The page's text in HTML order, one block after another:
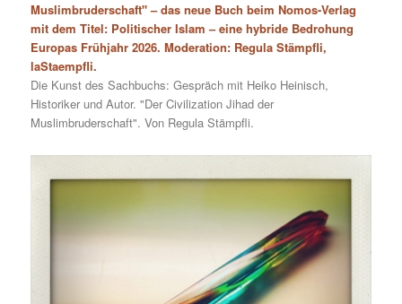
Muslimbruderschaft" – das neue Buch beim Nomos-Verlag
mit dem Titel: Politischer Islam – eine hybride Bedrohung
Europas Frühjahr 2026. Moderation: Regula Stämpfli,
laStaempfli.
Die Kunst des Sachbuchs: Gespräch mit Heiko Heinisch,
Historiker und Autor. "Der Civilization Jihad der
Muslimbruderschaft". Von Regula Stämpfli.